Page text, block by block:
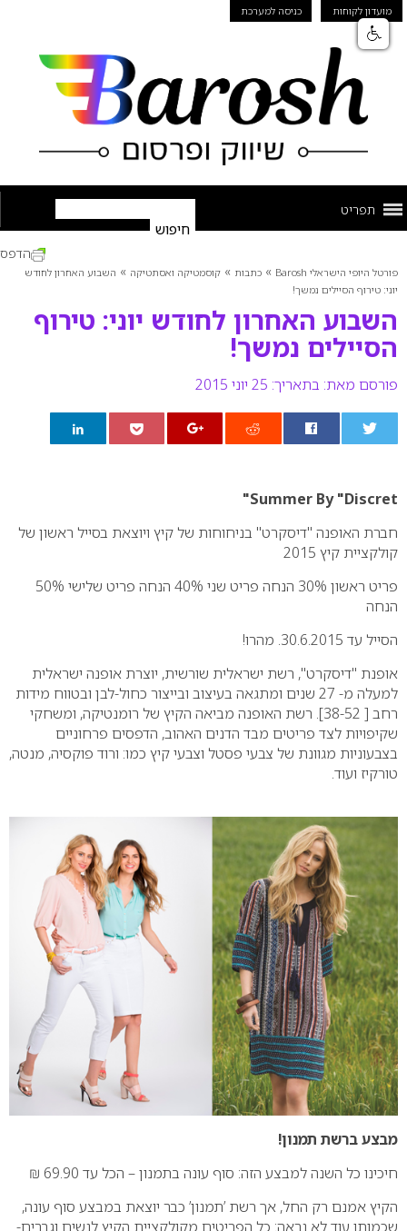
מועדון לקוחות כניסה למערכת
תפריט
פורטל היופי הישראלי Barosh » כתבות » קוסמטיקה ואסתטיקה » השבוע האחרון לחודש
יוני: טירוף הסיילים נמשך!
השבוע האחרון לחודש יוני: טירוף
הסיילים נמשך!
פורסם מאת: בתאריך: 25 יוני 2015
הדפס
Summer By "Discret"
חברת האופנה "דיסקרט" בניחוחות של קיץ ויוצאת בסייל ראשון של
קולקציית קיץ 2015
פריט ראשון 30% הנחה פריט שני 40% הנחה פריט שלישי 50%
הנחה
הסייל עד 30.6.2015. מהרו!
אופנת "דיסקרט", רשת ישראלית שורשית, יוצרת אופנה ישראלית
למעלה מ- 27 שנים ומתגאה בעיצוב ובייצור כחול-לבן ובטווח מידות
רחב [ 38-52]. רשת האופנה מביאה הקיץ של רומנטיקה, ומשחקי
שקיפויות לצד פריטים מבד הדנים האהוב, הדפסים פרחוניים
בצבעוניות מגוונת של צבעי פסטל וצבעי קיץ כמו: ורוד פוקסיה, מנטה,
טורקיז ועוד.
מבצע ברשת תמנון!
חיכינו כל השנה למבצע הזה: סוף עונה בתמנון – הכל עד 69.90 ₪
הקיץ אמנם רק החל, אך רשת ’תמנון’ כבר יוצאת במבצע סוף עונה,
שכמותו עוד לא נראה: כל הפריטים מקולקציית הקיץ לנשים וגברים-